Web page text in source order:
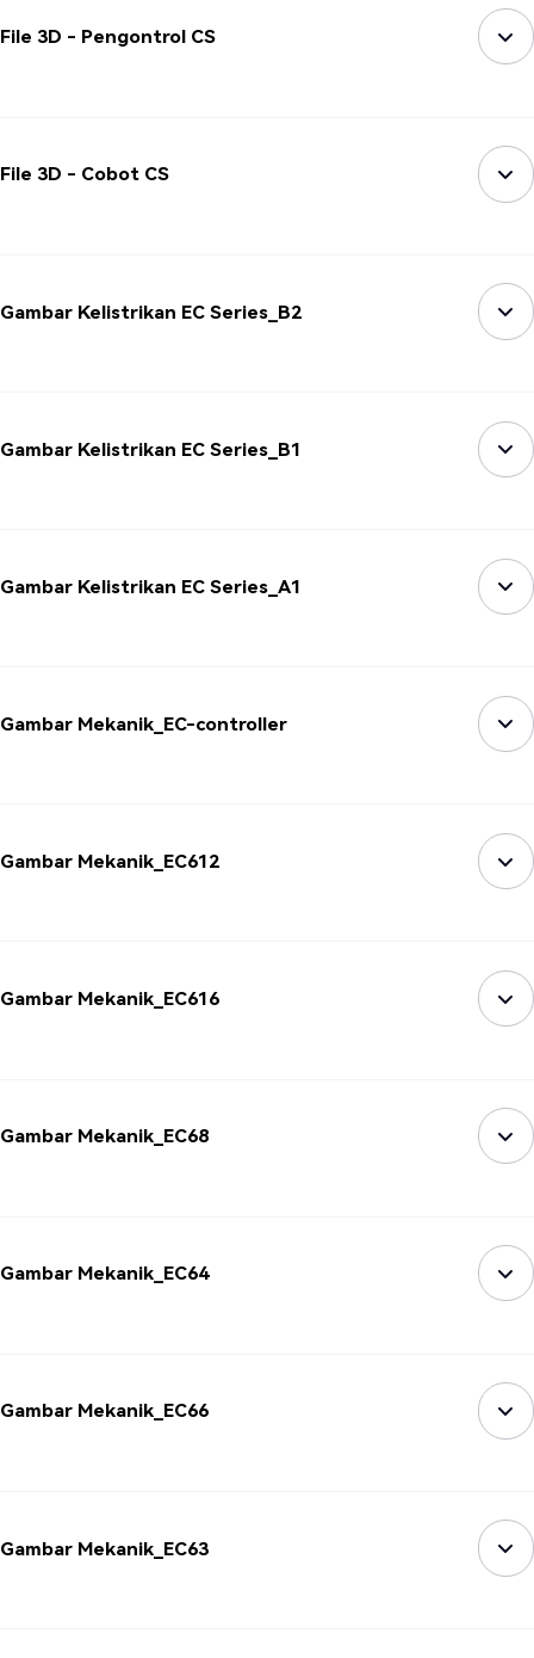
File 3D - Pengontrol CS
File 3D - Cobot CS
Gambar Kelistrikan EC Series_B2
Gambar Kelistrikan EC Series_B1
Gambar Kelistrikan EC Series_A1
Gambar Mekanik_EC-controller
Gambar Mekanik_EC612
Gambar Mekanik_EC616
Gambar Mekanik_EC68
Gambar Mekanik_EC64
Gambar Mekanik_EC66
Gambar Mekanik_EC63